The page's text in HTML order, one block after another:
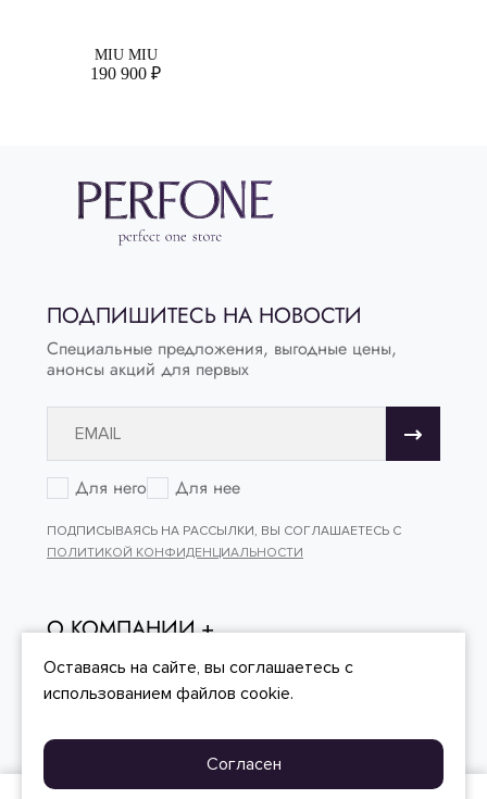
MIU MIU
190 900 ₽
ПОДПИШИТЕСЬ НА НОВОСТИ
Специальные предложения, выгодные цены,
анонсы акций для первых
Для него Для нее
ПОДПИСЫВАЯСЬ НА РАССЫЛКИ, ВЫ СОГЛАШАЕТЕСЬ С
ПОЛИТИКОЙ КОНФИДЕНЦИАЛЬНОСТИ
О КОМПАНИИ
ОНЛАЙН - ПОКУПКИ
КЛИЕНТСКИЙ СЕРВИС
© «PERFONE», 2008–2026, ООО «ПЕРФОН»
Оставаясь на сайте, вы соглашаетесь с
использованием файлов cookie.
Согласен